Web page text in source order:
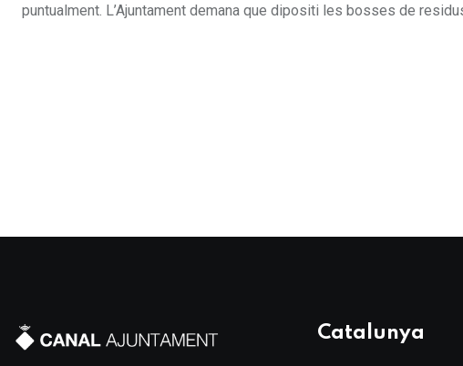
puntualment. L’Ajuntament demana que dipositi les bosses de
Catalunya